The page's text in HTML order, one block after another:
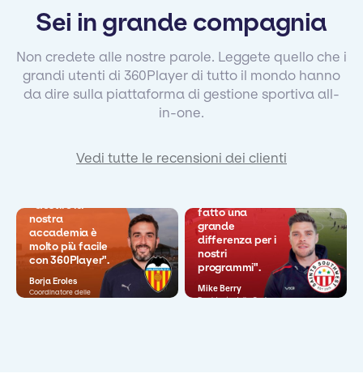
Sei in grande compagnia
Non credete alle nostre parole. Leggete quello che i
grandi utenti di 360Player di tutto il mondo hanno
da dire sulla piattaforma di gestione sportiva all-
in-one.
Vedi tutte le recensioni dei clienti
"Gestire la
nostra
accademia è
molto più facile
con 360Player".
Borja Eroles
Coordinatore delle
fatto una
grande
differenza per i
nostri
programmi".
Mike Berry
Presidente della Sezione